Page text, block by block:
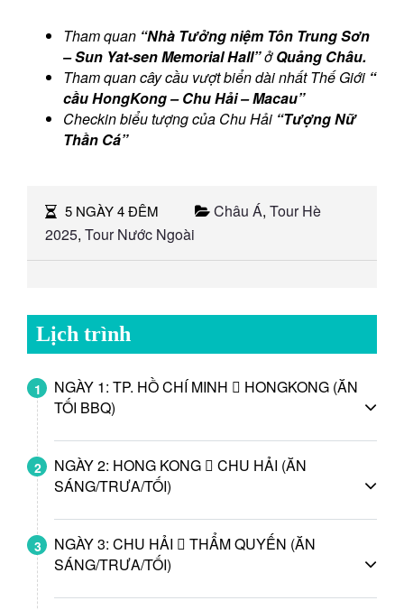
Tham quan “Nhà Tưởng niệm Tôn Trung Sơn
– Sun Yat-sen Memorial Hall”ởQuảng Châu.
Tham quancây cầu vượt biển dài nhất Thế Giới “
cầu HongKong – Chu Hải – Macau”
Checkin biểu tượng của Chu Hải “Tượng Nữ
Thần Cá”
5 NGÀY 4 ĐÊM Châu Á, Tour Hè
2025, Tour Nước Ngoài
Lịch trình
1
NGÀY 1: TP. HỒ CHÍ MINH  HONGKONG (ĂN
TỐI BBQ)
2
NGÀY 2: HONG KONG  CHU HẢI (ĂN
SÁNG/TRƯA/TỐI)
3
NGÀY 3: CHU HẢI  THẨM QUYẾN (ĂN
SÁNG/TRƯA/TỐI)